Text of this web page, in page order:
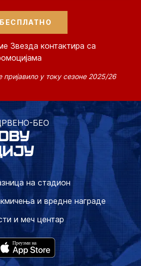
Звезда контактира са
пријавило у току сезоне 2025/26
БЕО
на стадион
и вредне награде
и меч центар